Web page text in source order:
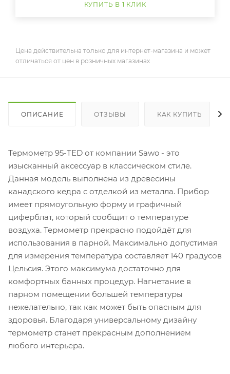
КУПИТЬ В 1 КЛИК
Цена действительна только для интернет-магазина и может
отличаться от цен в розничных магазинах
ОПИСАНИЕ ОТЗЫВЫ КАК КУПИТЬ
Термометр 95-TED от компании Sawo - это
изысканный аксессуар в классическом стиле.
Данная модель выполнена из древесины
канадского кедра с отделкой из металла. Прибор
имеет прямоугольную форму и графичный
циферблат, который сообщит о температуре
воздуха. Термометр прекрасно подойдёт для
использования в парной. Максимально допустимая
для измерения температура составляет 140 градусов
Цельсия. Этого максимума достаточно для
комфортных банных процедур. Нагнетание в
парном помещении большей температуры
нежелательно, так как может быть опасным для
здоровья. Благодаря универсальному дизайну
термометр станет прекрасным дополнением
любого интерьера.